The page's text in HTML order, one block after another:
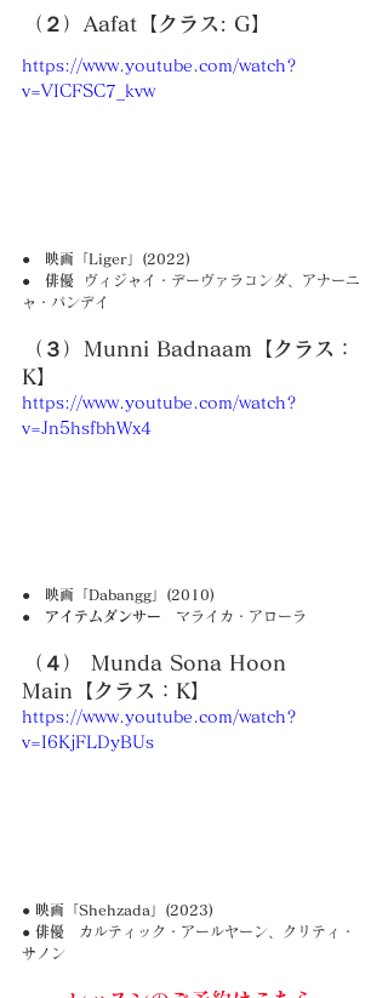
（２）Aafat【クラス: G】
https://www.youtube.com/watch?
v=VICFSC7_kvw
●　映画「Liger」(2022)
●　俳優
ヴィジャイ・デーヴァラコンダ、アナーニ
ャ・パンデイ
（３）Munni Badnaam【クラス：
K】
https://www.youtube.com/watch?
v=Jn5hsfbhWx4
●　映画「Dabangg」(2010)
●　アイテムダンサー マライカ・アローラ
（４） Munda Sona Hoon
Main【クラス：K】
https://www.youtube.com/watch?
v=I6KjFLDyBUs
● 映画「Shehzada」(2023)
● 俳優
カルティック・アールヤーン、クリティ・
サノン